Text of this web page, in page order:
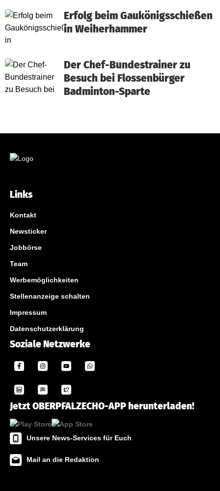
Erfolg beim Gaukönigsschießen
in Weiherhammer
Der Chef-Bundestrainer zu
Besuch bei Flossenbürger
Badminton-Sparte
Links
Kontakt
Newsticker
Jobbörse
Team
Werbemöglichkeiten
Stellenanzeige schalten
Impressum
Datenschutzerklärung
Soziale Netzwerke
Jetzt OBERPFALZECHO-APP herunterladen!
Unsere News-Services für Euch
Mail an die Redaktion